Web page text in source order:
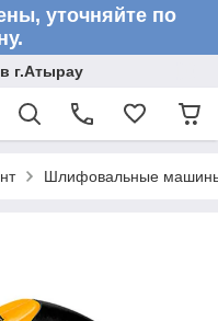
уточняйте по
г.Атырау
Шлифовальные